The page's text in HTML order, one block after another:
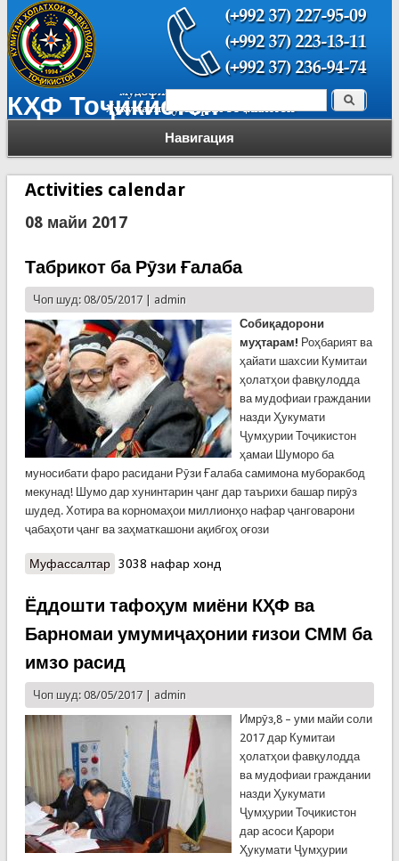
КҲФ Тоҷикистон
Навигация
Форма поиска Поиск
Activities calendar
08 майи 2017
Табрикот ба Рӯзи Ғалаба
Чоп шуд: 08/05/2017 | admin
Собиқадорони
муҳтарам! Роҳбарият ва
ҳайати шахсии Кумитаи
ҳолатҳои фавқулодда
ва мудофиаи граждании
назди Ҳукумати
Ҷумҳурии Тоҷикистон
ҳамаи Шуморо ба
муносибати фаро расидани Рӯзи Ғалаба самимона муборакбод
мекунад! Шумо дар хунинтарин ҷанг дар таърихи башар пирӯз
шудед. Хотира ва корномаҳои миллионҳо нафар ҷанговарони
ҷабаҳоти ҷанг ва заҳматкашони ақибгоҳ оғози
Муфассалтаро Табрикот ба Рӯзи Ғалаба
3038 нафар хонд
Ёддошти тафоҳум миёни КҲФ ва
Барномаи умумиҷаҳонии ғизои СММ ба
имзо расид
Чоп шуд: 08/05/2017 | admin
Имрӯз,8 – уми майи соли
2017 дар Кумитаи
ҳолатҳои фавқулодда
ва мудофиаи граждании
назди Ҳукумати
Ҷумҳурии Тоҷикистон
дар асоси Қарори
Ҳукумати Ҷумҳурии